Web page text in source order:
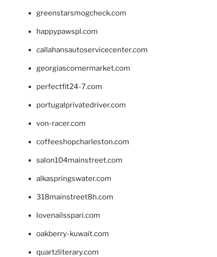
greenstarsmogcheck.com
happypawspl.com
callahansautoservicecenter.com
georgiascornermarket.com
perfectfit24-7.com
portugalprivatedriver.com
von-racer.com
coffeeshopcharleston.com
salon104mainstreet.com
alkaspringswater.com
318mainstreet8h.com
lovenailsspari.com
oakberry-kuwait.com
quartzliterary.com